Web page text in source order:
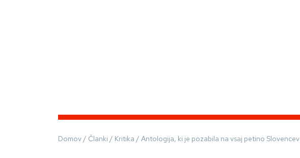
Domov / Članki / Kritika /Antologija, ki je pozabila na vsaj petino Slovencev